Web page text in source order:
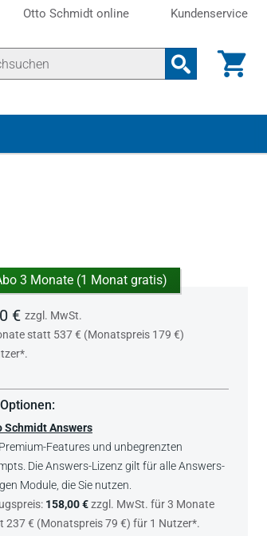
Otto Schmidt online Kundenservice
3 Monate (1 Monat gratis)
€ zzgl. MwSt.
statt 537 € (Monatspreis 179 €)
Schmidt Answers
Features und unbegrenzten
Die Answers-Lizenz gilt für alle Answers-
Module, die Sie nutzen.
158,00 €zzgl. MwSt. für 3 Monate
237 € (Monatspreis 79 €) für 1 Nutzer*.